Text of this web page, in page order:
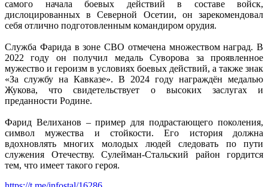
самого начала боевых действий в составе войск,
дислоцированных в Северной Осетии, он зарекомендовал
себя отлично подготовленным командиром орудия.
Служба Фарида в зоне СВО отмечена множеством наград. В
2022 году он получил медаль Суворова за проявленное
мужество и героизм в условиях боевых действий, а также знак
«За службу на Кавказе». В 2024 году награждён медалью
Жукова, что свидетельствует о высоких заслугах и
преданности Родине.
Фарид Велиханов – пример для подрастающего поколения,
символ мужества и стойкости. Его история должна
вдохновлять многих молодых людей следовать по пути
служения Отечеству. Сулейман-Стальский район гордится
тем, что имеет такого героя.